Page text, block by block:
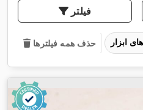
فیلتر
حذف همه فیلترها